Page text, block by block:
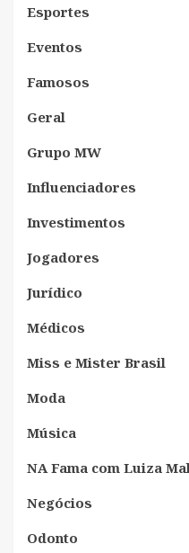
Esportes
Eventos
Famosos
Geral
Grupo MW
Influenciadores
Investimentos
Jogadores
Jurídico
Médicos
Miss e Mister Brasil
Moda
Música
NA Fama com Luiza
Negócios
Odonto